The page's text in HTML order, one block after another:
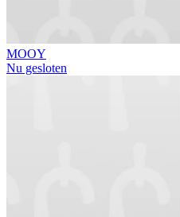
MOOY
Nu gesloten